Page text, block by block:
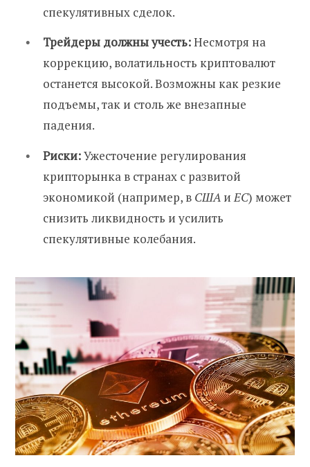
спекулятивных сделок.
Трейдеры должны учесть:Несмотря на
коррекцию, волатильность криптовалют
останется высокой. Возможны как резкие
подъемы, так и столь же внезапные
падения.
Риски:Ужесточение регулирования
крипторынка в странах с развитой
экономикой (например, в США иЕС) может
снизить ликвидность и усилить
спекулятивные колебания.